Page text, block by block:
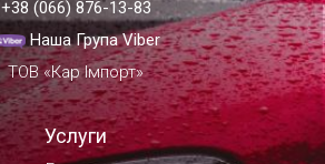
+38 (066) 876-13-83
Наша Група Viber
ТОВ «Кар Імпорт»
Услуги